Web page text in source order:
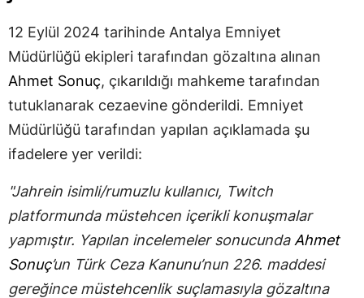
12 Eylül 2024 tarihinde Antalya Emniyet
Müdürlüğü ekipleri tarafından gözaltına alınan
Ahmet Sonuç, çıkarıldığı mahkeme tarafından
tutuklanarak cezaevine gönderildi. Emniyet
Müdürlüğü tarafından yapılan açıklamada şu
ifadelere yer verildi:
"Jahrein isimli/rumuzlu kullanıcı, Twitch
platformunda müstehcen içerikli konuşmalar
yapmıştır. Yapılan incelemeler sonucunda Ahmet
Sonuç’un Türk Ceza Kanunu’nun 226. maddesi
gereğince müstehcenlik suçlamasıyla gözaltına